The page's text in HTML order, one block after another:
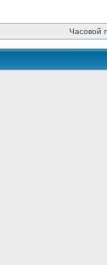
Часовой